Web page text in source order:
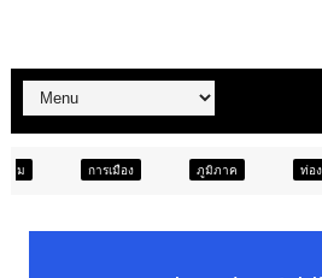
ภูมิภาค ท่องเที่ยว